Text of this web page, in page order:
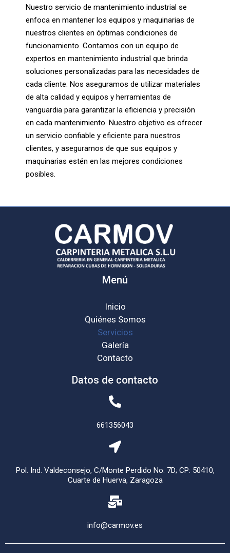
Nuestro servicio de mantenimiento industrial se
enfoca en mantener los equipos y maquinarias de
nuestros clientes en óptimas condiciones de
funcionamiento. Contamos con un equipo de
expertos en mantenimiento industrial que brinda
soluciones personalizadas para las necesidades de
cada cliente. Nos aseguramos de utilizar materiales
de alta calidad y equipos y herramientas de
vanguardia para garantizar la eficiencia y precisión
en cada mantenimiento. Nuestro objetivo es ofrecer
un servicio confiable y eficiente para nuestros
clientes, y asegurarnos de que sus equipos y
maquinarias estén en las mejores condiciones
posibles.
Menú
Inicio
Quiénes Somos
Servicios
Galería
Contacto
Datos de contacto
661356043
Pol. Ind. Valdeconsejo, C/Monte Perdido No. 7D; CP: 50410,
Cuarte de Huerva, Zaragoza
info@carmov.es